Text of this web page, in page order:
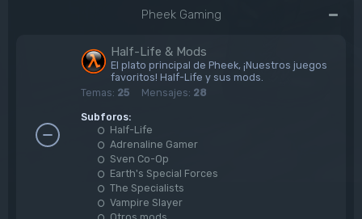
Pheek Gaming
Half-Life & Mods
El plato principal de Pheek, ¡Nuestros juegos
favoritos! Half-Life y sus mods.
Temas: 25 Mensajes: 28
Subforos:
Half-Life
Adrenaline Gamer
Sven Co-Op
Earth's Special Forces
The Specialists
Vampire Slayer